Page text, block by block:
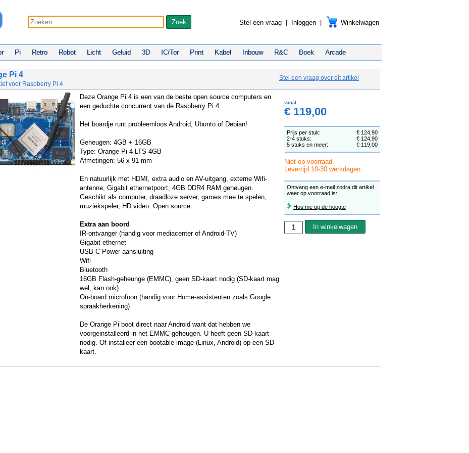
Stel een vraag Inloggen Winkelwagen
Pi Retro Robot Licht Geluid 3D IC/Tor Print Kabel Inbouw R&C Boek Arcade
Pi 4
voor Raspberry Pi 4
Stel een vraag over dit artikel
Deze Orange Pi 4 is een van de beste open source computers en
een geduchte concurrent van de Raspberry Pi 4.
Het boardje runt probleemloos Android, Ubunto of Debian!
Geheugen: 4GB + 16GB
Type: Orange Pi 4 LTS 4GB
Afmetingen: 56 x 91 mm
En natuurlijk met HDMI, extra audio en AV-uitgang, externe Wifi-
antenne, Gigabit ethernetpoort, 4GB DDR4 RAM geheugen.
Geschikt als computer, draadloze server, games mee te spelen,
muziekspeler, HD video. Open source.
Extra aan boord
IR-ontvanger (handig voor mediacenter of Android-TV)
Gigabit ethernet
USB-C Power-aansluiting
Wifi
Bluetooth
16GB Flash-geheunge (EMMC), geen SD-kaart nodig (SD-kaart mag
wel, kan ook)
On-board microfoon (handig voor Home-assistenten zoals Google
spraakherkening)
De Orange Pi boot direct naar Android want dat hebben we
voorgeinstalleerd in het EMMC-geheugen. U heeft geen SD-kaart
nodig. Of installeer een bootable image (Linux, Android) op een SD-
kaart.
vanaf
€ 119,00
Prijs per stuk:
€ 124,90
2-4 stuks:
€ 124,90
5 stuks en meer:
€ 119,00
Niet op voorraad.
Levertijd 10-30 werkdagen.
Ontvang een e-mail zodra dit artikel
weer op voorraad is:
Hou me op de hoogte